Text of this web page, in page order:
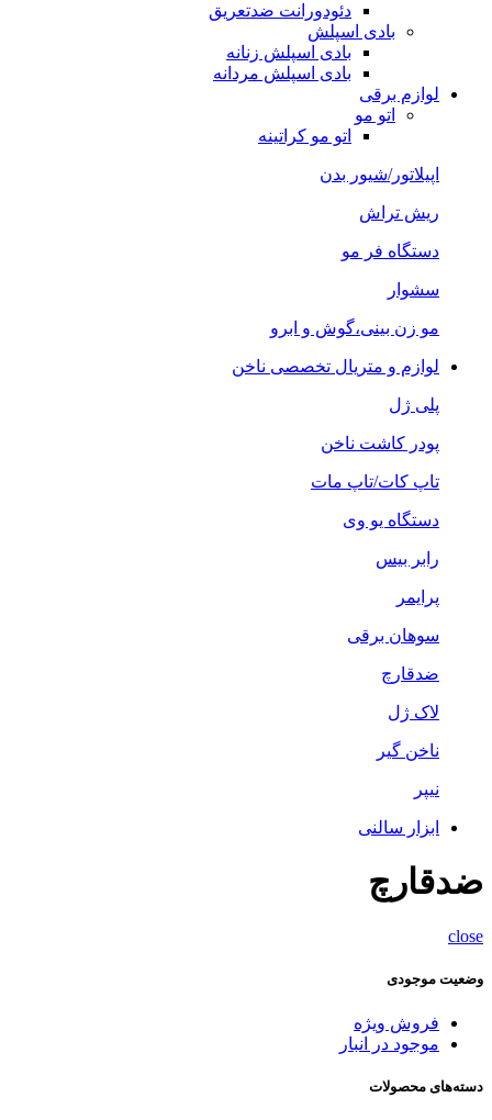
دئودورانت ضدتعریق
بادی اسپلش
بادی اسپلش زنانه
بادی اسپلش مردانه
لوازم برقی
اتو مو
اتو مو کراتینه
اپیلاتور/شیور بدن
ریش تراش
دستگاه فر مو
سشوار
مو زن بینی،گوش و ابرو
لوازم و متریال تخصصی ناخن
پلی ژل
پودر کاشت ناخن
تاپ کات/تاپ مات
دستگاه یو وی
رابر بیس
پرایمر
سوهان برقی
ضدقارچ
لاک ژل
ناخن گیر
نیپر
ابزار سالنی
ضدقارچ
close
وضعیت موجودی
فروش ویژه
موجود در انبار
دسته‌های محصولات